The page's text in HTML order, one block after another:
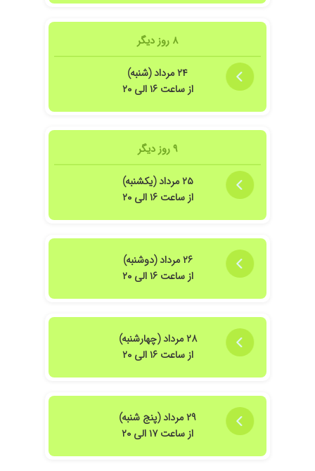
برای بیمارش میزاره و تخصص و شناخت عالی
نسبت به بیماراش
خییییییلی
توصیه میکنم و دکتر باتجربه ای است
دکتر خو ۱۴۰۴/۰۶/۳۰
دخترم تحت درمان ایشان است
پسرم سنگ کلیه داشت با راهنمایی های صبورانه و
برادرانه آقای دکتر رفع شد خدا رو شکر
۸ روز دیگر
۲۴ مرداد (شنبه)
از ساعت ۱۶ الی ۲۰
۹ روز دیگر
۲۵ مرداد (یکشنبه)
از ساعت ۱۶ الی ۲۰
۲۶ مرداد (دوشنبه)
از ساعت ۱۶ الی ۲۰
۲۸ مرداد (چهارشنبه)
از ساعت ۱۶ الی ۲۰
۲۹ مرداد (پنج شنبه)
از ساعت ۱۷ الی ۲۰